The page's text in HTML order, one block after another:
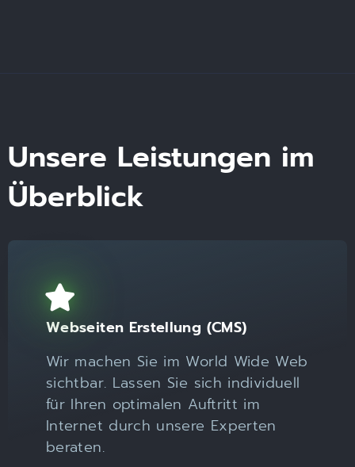
Unsere Leistungen im
Überblick
Webseiten Erstellung (CMS)
Wir machen Sie im World Wide Web
sichtbar. Lassen Sie sich individuell
für Ihren optimalen Auftritt im
Internet durch unsere Experten
beraten.